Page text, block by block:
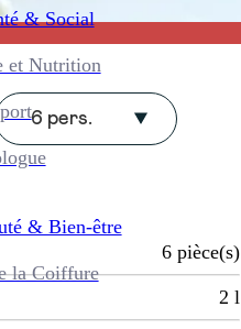
& Social
et Nutrition
& Bien-être
la Coiffure
6 pers.
6 pièce(s)
2 l